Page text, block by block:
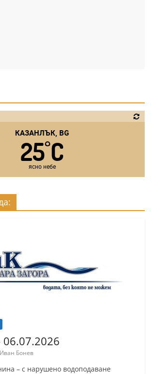
КАЗАНЛЪК, BG
25°C
ясно небе
06.07.2026
Иван Бонев
– с нарушено водоподаване